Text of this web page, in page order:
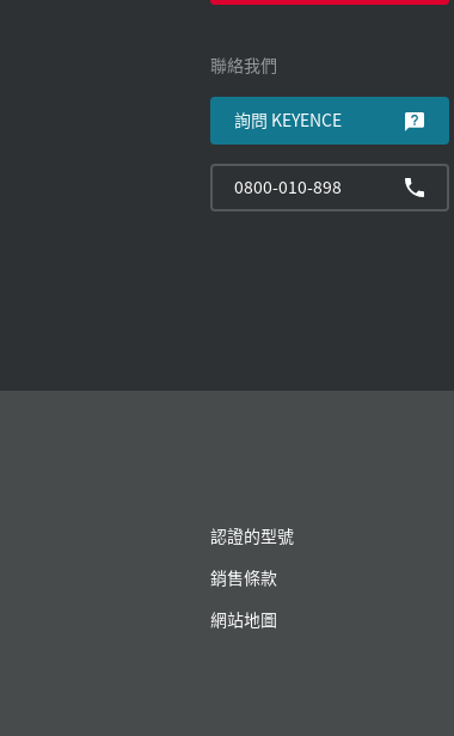
聯絡我們
詢問 KEYENCE
0800-010-898
認證的型號
銷售條款
網站地圖